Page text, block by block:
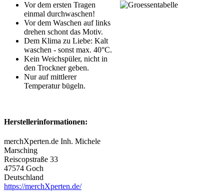
Vor dem ersten Tragen
einmal durchwaschen!
Vor dem Waschen auf links
drehen schont das Motiv.
Dem Klima zu Liebe: Kalt
waschen - sonst max. 40°C.
Kein Weichspüler, nicht in
den Trockner geben.
Nur auf mittlerer
Temperatur bügeln.
Herstellerinformationen:
merchXperten.de Inh. Michele
Marsching
Reiscopstraße 33
47574 Goch
Deutschland
https://merchXperten.de/